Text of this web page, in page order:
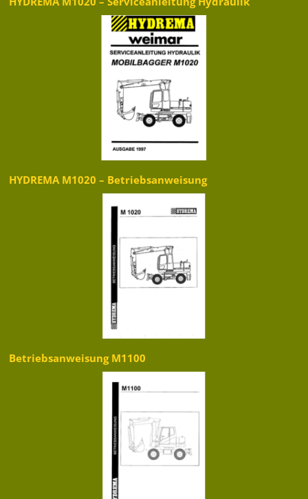
HYDREMA M1020 – Betriebsanweisung
Betriebsanweisung M1100